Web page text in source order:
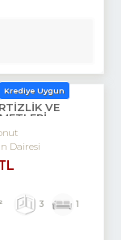
Krediye Uygun
VE
Dairesi
3
1